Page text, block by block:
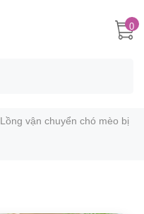
0
Lồng vận chuyển chó mèo bị